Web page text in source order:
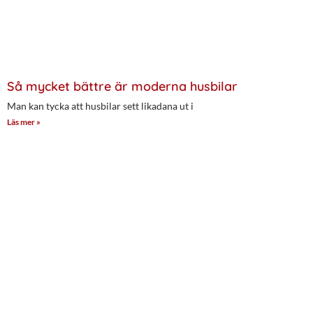
Så mycket bättre är moderna husbilar
Man kan tycka att husbilar sett likadana ut i
Läs mer »